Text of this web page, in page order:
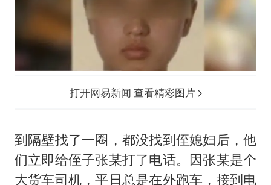
打开网易新闻 查看精彩图片
到隔壁找了一圈，都没找到侄媳妇后，他
们立即给侄子张某打了电话。因张某是个
大货车司机，平日总是在外跑车，接到电